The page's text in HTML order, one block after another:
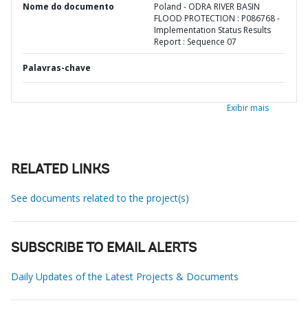
Nome do documento
Poland - ODRA RIVER BASIN
FLOOD PROTECTION : P086768 -
Implementation Status Results
Report : Sequence 07
Palavras-chave
Exibir mais
RELATED LINKS
See documents related to the project(s)
SUBSCRIBE TO EMAIL ALERTS
Daily Updates of the Latest Projects & Documents